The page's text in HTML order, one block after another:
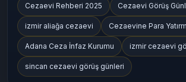
Cezaevi Rehberi 2025 Cezaevi Görüş
izmir aliağa cezaevi Cezaevine Para
Adana Ceza İnfaz Kurumu izmir cezaevi
sincan cezaevi görüş günleri